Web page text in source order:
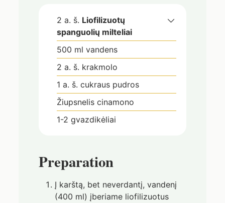
2 a. š. Liofilizuotų
spanguolių milteliai
500 ml vandens
2 a. š. krakmolo
1 a. š. cukraus pudros
Žiupsnelis cinamono
1-2 gvazdikėliai
Preparation
Į karštą, bet neverdantį, vandenį
(400 ml) įberiame liofilizuotus